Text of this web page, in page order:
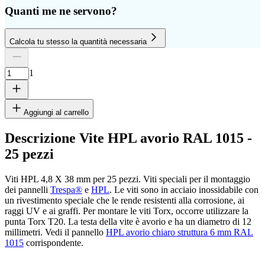
Quanti me ne servono?
Calcola tu stesso la quantità necessaria
Numero di lastre
Altezza
Larghezza
Rimuovi lastra
cm
Aggiungi un'altra lastra
1
Aggiungi al carrello
Descrizione Vite HPL avorio RAL 1015 -
25 pezzi
Viti HPL 4,8 X 38 mm per 25 pezzi. Viti speciali per il montaggio
dei pannelli Trespa® e HPL. Le viti sono in acciaio inossidabile con
un rivestimento speciale che le rende resistenti alla corrosione, ai
raggi UV e ai graffi. Per montare le viti Torx, occorre utilizzare la
punta Torx T20. La testa della vite è avorio e ha un diametro di 12
millimetri. Vedi il pannello HPL avorio chiaro struttura 6 mm RAL
1015 corrispondente.